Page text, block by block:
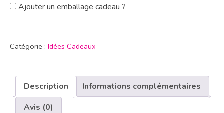
Ajouter un emballage cadeau ?
Catégorie : Idées Cadeaux
Description
Informations complémentaires
Avis (0)